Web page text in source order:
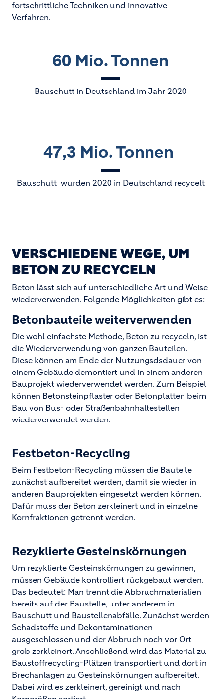
fortschrittliche Techniken und innovative
Verfahren.
60 Mio. Tonnen
Bauschutt in Deutschland im Jahr 2020
47,3 Mio. Tonnen
Bauschutt wurden 2020 in Deutschland recycelt
VERSCHIEDENE WEGE, UM
BETON ZU RECYCELN
Beton lässt sich auf unterschiedliche Art und Weise
wiederverwenden. Folgende Möglichkeiten gibt es:
Betonbauteile weiterverwenden
Die wohl einfachste Methode, Beton zu recyceln, ist
die Wiederverwendung von ganzen Bauteilen.
Diese können am Ende der Nutzungsdsdauer von
einem Gebäude demontiert und in einem anderen
Bauprojekt wiederverwendet werden. Zum Beispiel
können Betonsteinpflaster oder Betonplatten beim
Bau von Bus- oder Straßenbahnhaltestellen
wiederverwendet werden.
Festbeton-Recycling
Beim Festbeton-Recycling müssen die Bauteile
zunächst aufbereitet werden, damit sie wieder in
anderen Bauprojekten eingesetzt werden können.
Dafür muss der Beton zerkleinert und in einzelne
Kornfraktionen getrennt werden.
Rezyklierte Gesteinskörnungen
Um rezyklierte Gesteinskörnungen zu gewinnen,
müssen Gebäude kontrolliert rückgebaut werden.
Das bedeutet: Man trennt die Abbruchmaterialien
bereits auf der Baustelle, unter anderem in
Bauschutt und Baustellenabfälle. Zunächst werden
Schadstoffe und Dekontaminationen
ausgeschlossen und der Abbruch noch vor Ort
grob zerkleinert. Anschließend wird das Material zu
Baustoffrecycling-Plätzen transportiert und dort in
Brechanlagen zu Gesteinskörnungen aufbereitet.
Dabei wird es zerkleinert, gereinigt und nach